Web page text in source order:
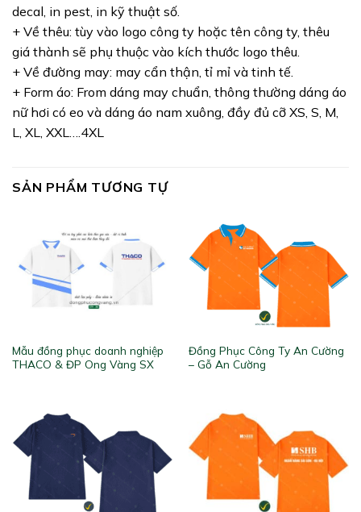
decal, in pest, in kỹ thuật số.
+ Về thêu: tùy vào logo công ty hoặc tên công ty, thêu
giá thành sẽ phụ thuộc vào kích thước logo thêu.
+ Về đường may: may cẩn thận, tỉ mỉ và tinh tế.
+ Form áo: From dáng may chuẩn, thông thường dáng áo
nữ hơi có eo và dáng áo nam xuông, đầy đủ cỡ XS, S, M,
L, XL, XXL….4XL
SẢN PHẨM TƯƠNG TỰ
Mẫu đồng phục doanh nghiệp
THACO & ĐP Ong Vàng SX
Đồng Phục Công Ty An Cường
– Gỗ An Cường